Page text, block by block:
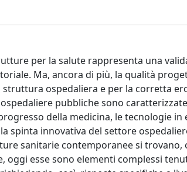
per la salute rappresenta una
Ma, ancora di più, la qualità
struttura ospedaliera e per la corretta
pubbliche sono
della medicina, le tecnologie
spinta innovativa del settore
sanitarie contemporanee si
esse sono elementi complessi